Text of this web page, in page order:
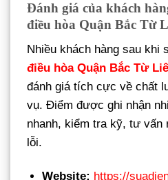
Đánh giá của khách
điều hòa Quận Bắc Từ
Nhiều khách hàng sau khi
điều hòa Quận Bắc Từ
đánh giá tích cực về chất
vụ. Điểm được ghi nhận
nhanh, kiểm tra kỹ, tư vấn
lỗi.
Website: https://